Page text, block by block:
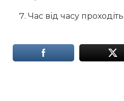
Час від часу